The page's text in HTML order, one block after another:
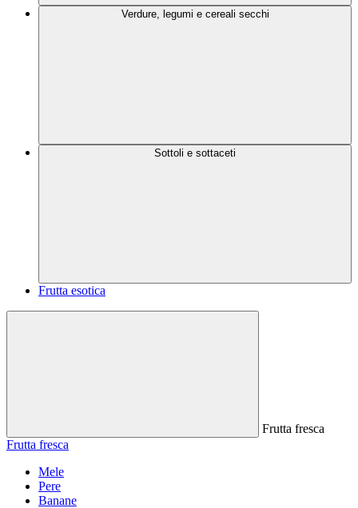
Verdure, legumi e cereali secchi
Sottoli e sottaceti
Frutta esotica
Frutta fresca
Frutta fresca
Mele
Pere
Banane